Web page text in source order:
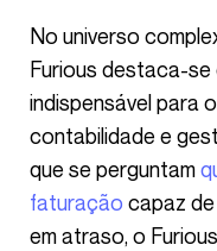
No universo complexo da gestão financeira, o
Furious destaca-
indispensável para
contabilidade e
que se perguntam
faturação capaz
em atraso, o